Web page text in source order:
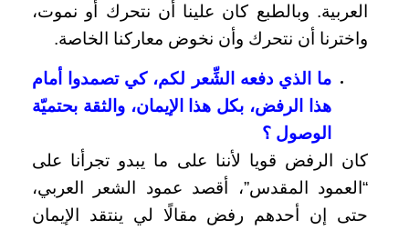
العربية. وبالطبع كان علينا أن نتحرك أو نموت،
واخترنا أن نتحرك وأن نخوض معاركنا الخاصة.
ما الذي دفعه الشِّعر لكم، كي تصمدوا أمام
هذا الرفض، بكل هذا الإيمان، والثقة بحتميّة
الوصول ؟
كان الرفض قويا لأننا على ما يبدو تجرأنا على
“العمود المقدس”، أقصد عمود الشعر العربي،
حتى إن أحدهم رفض مقالًا لي ينتقد الإيمان